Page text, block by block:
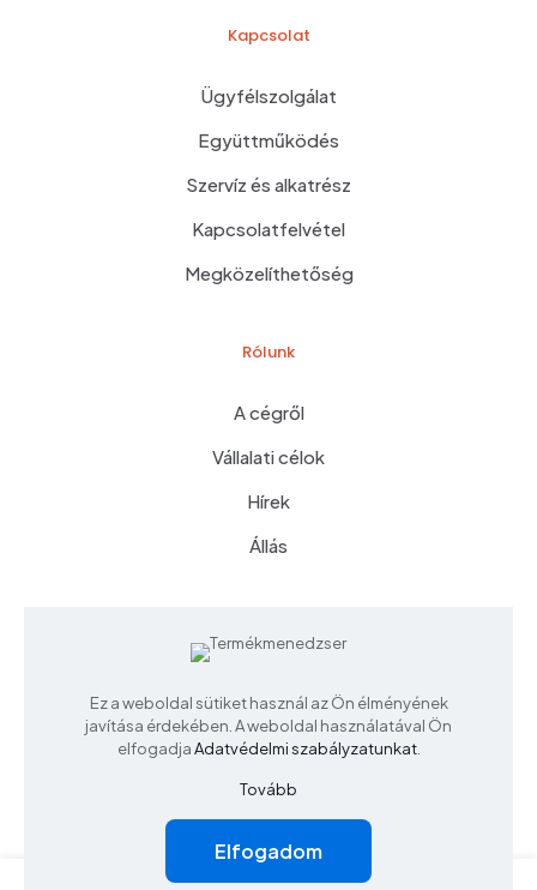
Kapcsolat
Ügyfélszolgálat
Együttműködés
Szervíz és alkatrész
Kapcsolatfelvétel
Megközelíthetőség
Rólunk
A cégről
Vállalati célok
Hírek
Állás
LCSdesign
Ez a weboldal sütiket használ az Ön élményének
javítása érdekében. A weboldal használatával Ön
elfogadjaAdatvédelmi szabályzatunkat.
Tovább
Elfogadom